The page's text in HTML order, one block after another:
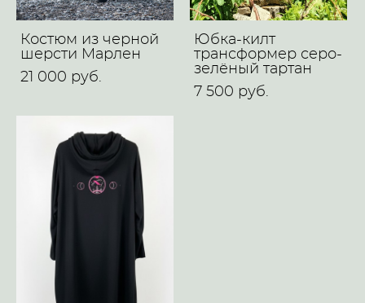
Костюм из черной
шерсти Mарлен
21 000 pуб.
Юбка-килт
трансформер серо-
зелёный тартан
7 500 pуб.